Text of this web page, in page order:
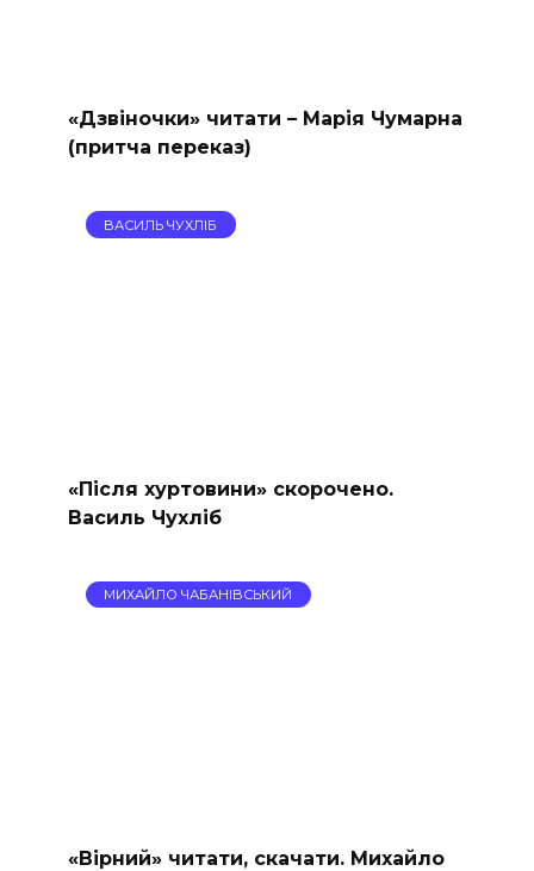
«Дзвіночки» читати – Марія Чумарна
(притча переказ)
ВАСИЛЬ ЧУХЛІБ
«Після хуртовини» скорочено.
Василь Чухліб
МИХАЙЛО ЧАБАНІВСЬКИЙ
«Вірний» читати, скачати. Михайло